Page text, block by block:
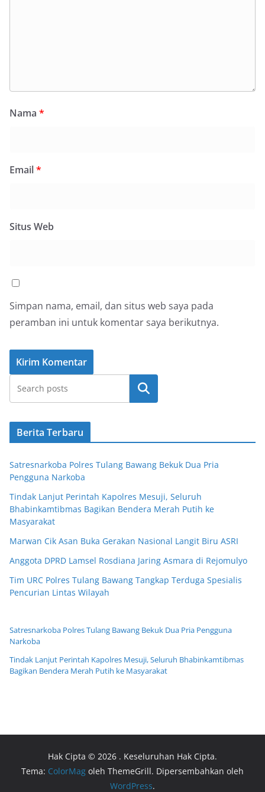
Nama *
Email*
Situs Web
Simpan nama, email, dan situs web saya pada
peramban ini untuk komentar saya berikutnya.
Cari
Berita Terbaru
Satresnarkoba Polres Tulang Bawang Bekuk Dua Pria
Pengguna Narkoba
Tindak Lanjut Perintah Kapolres Mesuji, Seluruh
Bhabinkamtibmas Bagikan Bendera Merah Putih ke
Masyarakat
Marwan Cik Asan Buka Gerakan Nasional Langit Biru ASRI
Anggota DPRD Lamsel Rosdiana Jaring Asmara di Rejomulyo
Tim URC Polres Tulang Bawang Tangkap Terduga Spesialis
Pencurian Lintas Wilayah
Satresnarkoba Polres Tulang Bawang Bekuk Dua Pria Pengguna
Narkoba
Tindak Lanjut Perintah Kapolres Mesuji, Seluruh Bhabinkamtibmas
Bagikan Bendera Merah Putih ke Masyarakat
Hak Cipta © 2026 . Keseluruhan Hak Cipta.
Tema: ColorMag oleh ThemeGrill. Dipersembahkan oleh
WordPress.